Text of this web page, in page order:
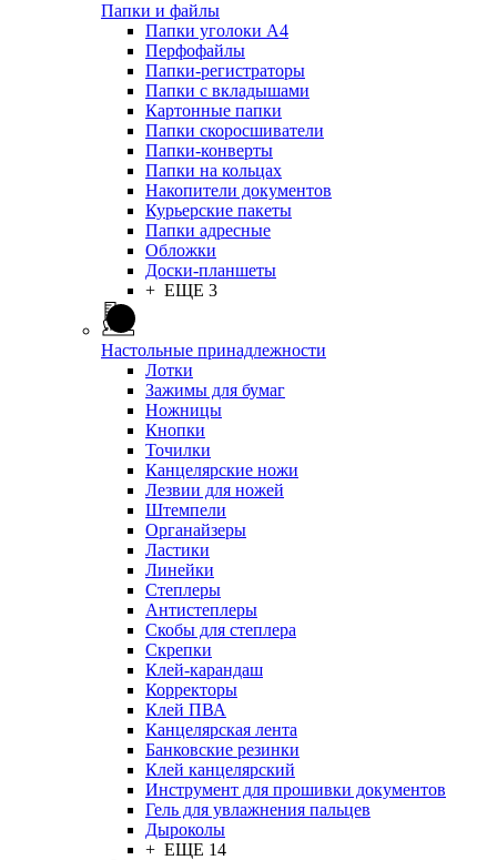
Папки и файлы
Папки уголоки А4
Перфофайлы
Папки-регистраторы
Папки с вкладышами
Картонные папки
Папки скоросшиватели
Папки-конверты
Папки на кольцах
Накопители документов
Курьерские пакеты
Папки адресные
Обложки
Доски-планшеты
+ ЕЩЕ 3
Настольные принадлежности
Лотки
Зажимы для бумаг
Ножницы
Кнопки
Точилки
Канцелярские ножи
Лезвии для ножей
Штемпели
Органайзеры
Ластики
Линейки
Степлеры
Антистеплеры
Скобы для степлера
Скрепки
Клей-карандаш
Корректоры
Клей ПВА
Канцелярская лента
Банковские резинки
Клей канцелярский
Инструмент для прошивки документов
Гель для увлажнения пальцев
Дыроколы
+ ЕЩЕ 14